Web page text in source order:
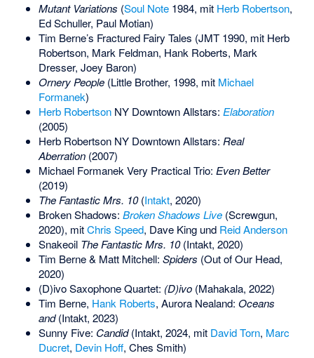
Mutant Variations (Soul Note1984, mit Herb Robertson,
Ed Schuller, Paul Motian)
Tim Berne’s Fractured Fairy Tales (JMT 1990, mit Herb
Robertson, Mark Feldman, Hank Roberts, Mark
Dresser, Joey Baron)
Ornery People(Little Brother, 1998, mit Michael
Formanek)
Herb RobertsonNY Downtown Allstars: Elaboration
(2005)
Herb Robertson NY Downtown Allstars: Real
Aberration(2007)
Michael Formanek Very Practical Trio: Even Better
(2019)
The Fantastic Mrs. 10(Intakt, 2020)
Broken Shadows: Broken Shadows Live(Screwgun,
2020), mitChris Speed, Dave Kingund Reid Anderson
Snakeoil The Fantastic Mrs. 10(Intakt, 2020)
Tim Berne & Matt Mitchell: Spiders (Out of Our Head,
2020)
(D)ivo Saxophone Quartet: (D)ivo(Mahakala, 2022)
Tim Berne, Hank Roberts, Aurora Nealand: Oceans
and(Intakt, 2023)
Sunny Five: Candid(Intakt, 2024, mit David Torn, Marc
Ducret, Devin Hoff, Ches Smith)